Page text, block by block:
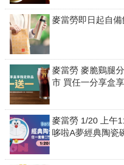
麥當勞即日起自
麥當勞 麥脆鷄腿
市 買任一分享盒
麥當勞 1/20 上午
哆啦A夢經典陶瓷